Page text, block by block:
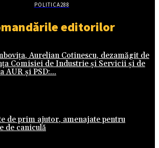
POLITICA288
editorilor
Aurelian Cotinescu, dezamăgit de
Comisiei de Industrie și Servicii și de
AUR și PSD:...
de prim ajutor, amenajate pentru
de caniculă